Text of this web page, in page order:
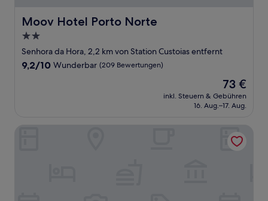
Moov Hotel Porto Norte
Moov Hotel Porto Norte
2.0-
Sterne-
Unterkunft
Senhora da Hora, 2,2 km von Station Custoias entfernt
9.2
9,2/10 Wunderbar (209 Bewertungen)
Der
Preis
beträgt
73 €
inkl. Steuern & Gebühren
16. Aug.–17. Aug.